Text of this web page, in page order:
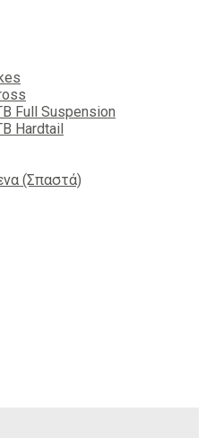
Full Suspension
Hardtail
(Σπαστά)